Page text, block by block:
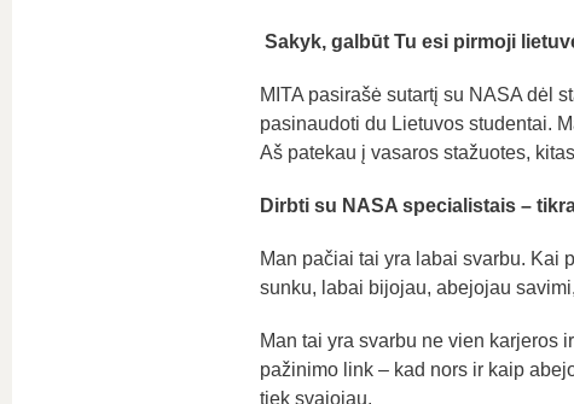
Sakyk, galbūt Tu esi pirmoji
MITA pasirašė sutartį su NASA dėl
pasinaudoti du Lietuvos studentai.
Aš patekau į vasaros stažuotes,
Dirbti su NASA specialistais –
Man pačiai tai yra labai svarbu. Kai
sunku, labai bijojau, abejojau
Man tai yra svarbu ne vien karjeros
pažinimo link – kad nors ir kaip
tiek svajojau.